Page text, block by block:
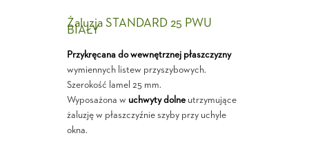
Żaluzja STANDARD 25 PWU
BIAŁY
Przykręcana do wewnętrznej płaszczyzny
wymiennych listew przyszybowych.
Szerokość lamel 25 mm.
Wyposażona w uchwyty dolneutrzymujące
żaluzję w płaszczyźnie szyby przy uchyle
okna.